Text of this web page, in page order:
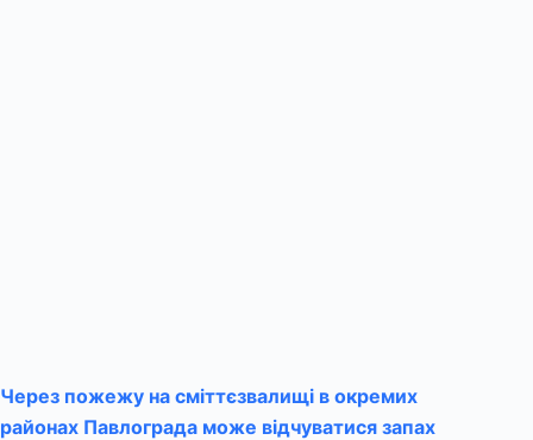
Через пожежу на сміттєзвалищі в окремих
районах Павлограда може відчуватися запах